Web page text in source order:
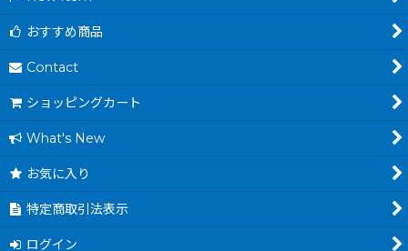
おすすめ商品
Contact
ショッピングカート
What's New
お気に入り
特定商取引法表示
ログイン